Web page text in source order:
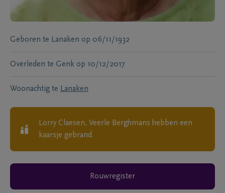
Geboren te Lanaken op 06/11/1932
Overleden te Genk op 10/12/2017
Woonachtig te Lanaken
Lorry Claesen, Veerle Berghmans hebben een
kaarsje gebrand.
Rouwregister